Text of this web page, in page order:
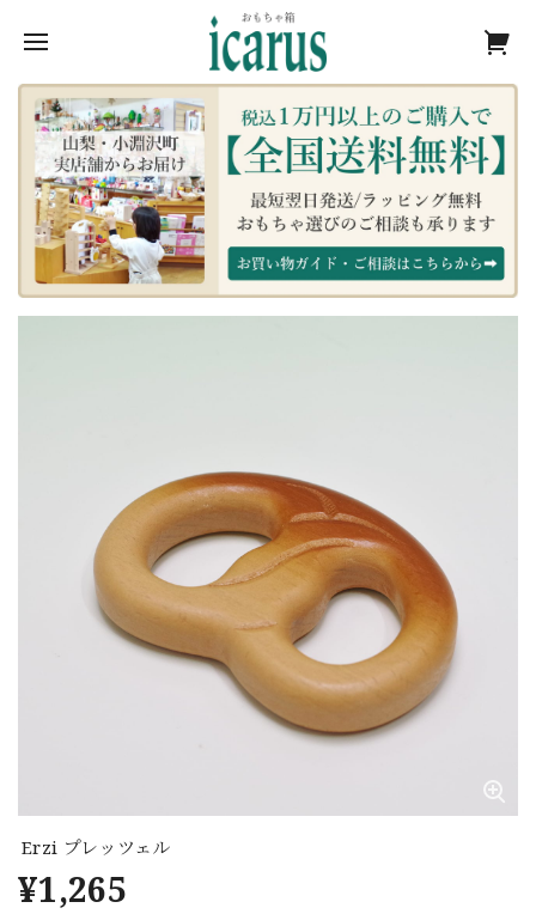
Erzi プレッツェル
¥1,265